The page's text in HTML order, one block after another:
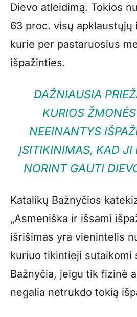
Dievo atleidimą. Tokios
63 proc. visų apklaustųjų
kurie per pastaruosius
išpažinties.
DAŽNIAUSIA
KURIOS
NEEINANTYS
ĮSITIKINIMAS, KAD JI
NORINT GAUTI
Katalikų Bažnyčios
„Asmeniška ir išsami
išrišimas yra vienintelis
kuriuo tikintieji sutaikomi
Bažnyčia, jeigu tik fizinė
negalia netrukdo tokią